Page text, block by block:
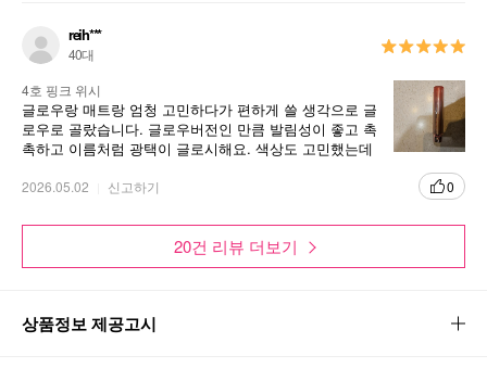
reih***
40대
4호 핑크 위시
글로우랑 매트랑 엄청 고민하다가 편하게 쓸 생각으로 글
로우로 골랐습니다. 글로우버전인 만큼 발림성이 좋고 촉
촉하고 이름처럼 광택이 글로시해요. 색상도 고민했는데
니 생각보다 진짜 핑크핑크합니다.
2026.05.02 신고하기 0
20건 리뷰 더보기
상품정보 제공고시